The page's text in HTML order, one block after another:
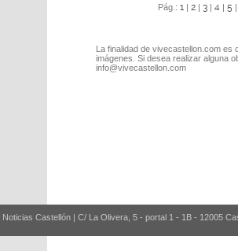
Pág.: 1 | 2| 3| 4| 5
La finalidad de vivecastellon.com
imágenes. Si desea realizar alguna
info@vivecastellon.com
Castellón | C/ La Olivera, 5 - portal 1 - 1B - 12005